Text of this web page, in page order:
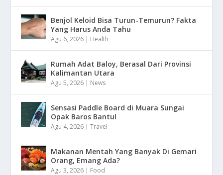
Benjol Keloid Bisa Turun-Temurun? Fakta
Yang Harus Anda Tahu
Agu 6, 2026 | Health
Rumah Adat Baloy, Berasal Dari Provinsi
Kalimantan Utara
Agu 5, 2026 | News
Sensasi Paddle Board di Muara Sungai
Opak Baros Bantul
Agu 4, 2026 |Travel
Makanan Mentah Yang Banyak Di Gemari
Orang, Emang Ada?
Agu 3, 2026 | Food